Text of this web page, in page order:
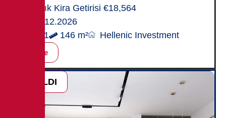
Yıllık Kira Getirisi €18,564
31.12.2026
2+1 146 m² Hellenic Investment
İncele
SATILDI